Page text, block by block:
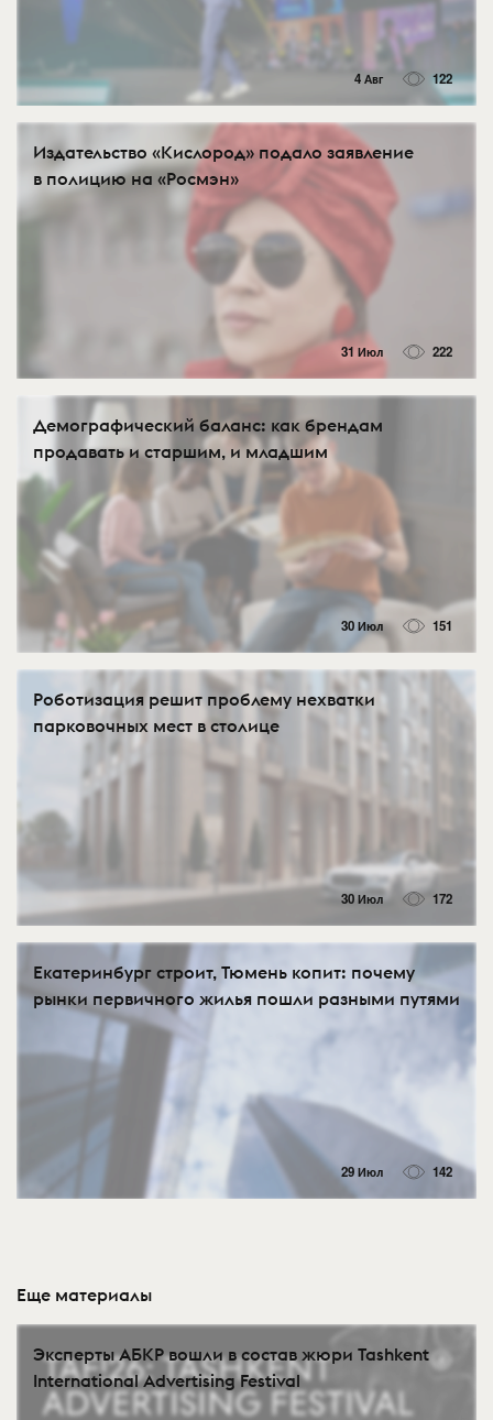
4 Авг 122
Издательство «Кислород» подало заявление
в полицию на «Росмэн»
31 Июл 222
Демографический баланс: как брендам
продавать и старшим, и младшим
30 Июл 151
Роботизация решит проблему нехватки
парковочных мест в столице
30 Июл 172
Екатеринбург строит, Тюмень копит: почему
рынки первичного жилья пошли разными путями
29 Июл 142
Еще материалы
Эксперты АБКР вошли в состав жюри Tashkent
International Advertising Festival